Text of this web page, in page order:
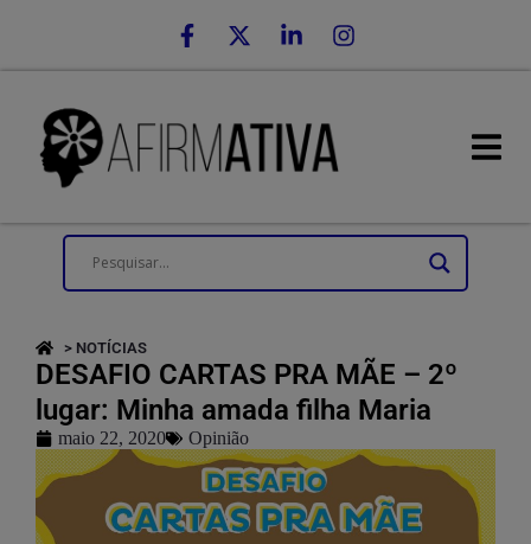
> NOTÍCIAS
DESAFIO CARTAS PRA MÃE – 2º
lugar: Minha amada filha Maria
maio 22, 2020 Opinião